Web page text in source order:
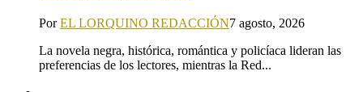
PorEL LORQUINO REDACCIÓN7 agosto, 2026
La novela negra, histórica, romántica y policíaca lideran las
preferencias de los lectores, mientras la Red...